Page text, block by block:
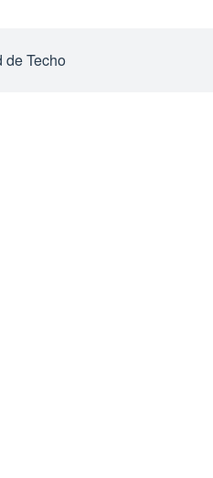
de Techo